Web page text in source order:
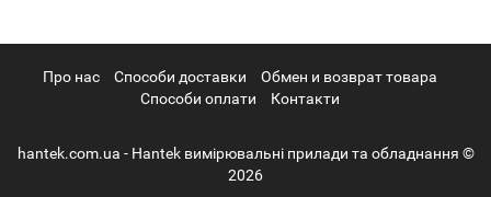
Про нас Cпособи доставки
Обмен и возврат товара
Способи оплати
Контакти
hantek.com.ua - Hantek вимірювальні прилади та обладнання ©
2026